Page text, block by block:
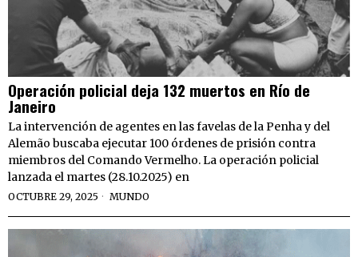
Operación policial deja 132 muertos en Río de
Janeiro
La intervención de agentes en las favelas de la Penha y del
Alemão buscaba ejecutar 100 órdenes de prisión contra
miembros del Comando Vermelho. La operación policial
lanzada el martes (28.10.2025) en
OCTUBRE 29, 2025 MUNDO